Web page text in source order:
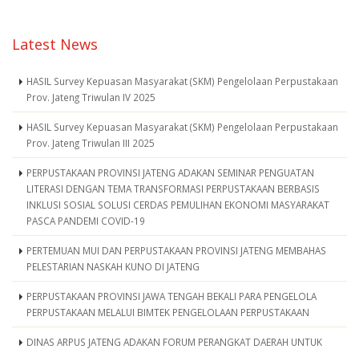
Latest News
HASIL Survey Kepuasan Masyarakat (SKM) Pengelolaan Perpustakaan
Prov. Jateng Triwulan IV 2025
HASIL Survey Kepuasan Masyarakat (SKM) Pengelolaan Perpustakaan
Prov. Jateng Triwulan III 2025
PERPUSTAKAAN PROVINSI JATENG ADAKAN SEMINAR PENGUATAN
LITERASI DENGAN TEMA TRANSFORMASI PERPUSTAKAAN BERBASIS
INKLUSI SOSIAL SOLUSI CERDAS PEMULIHAN EKONOMI MASYARAKAT
PASCA PANDEMI COVID-19
PERTEMUAN MUI DAN PERPUSTAKAAN PROVINSI JATENG MEMBAHAS
PELESTARIAN NASKAH KUNO DI JATENG
PERPUSTAKAAN PROVINSI JAWA TENGAH BEKALI PARA PENGELOLA
PERPUSTAKAAN MELALUI BIMTEK PENGELOLAAN PERPUSTAKAAN
DINAS ARPUS JATENG ADAKAN FORUM PERANGKAT DAERAH UNTUK